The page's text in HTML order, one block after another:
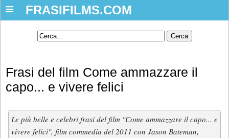
FRASIFILMS.COM
≡
Frasi del film Come ammazzare il
capo... e vivere felici
Le più belle e celebri frasi del film "Come ammazzare il capo... e
vivere felici", film commedia del 2011 con Jason Bateman,